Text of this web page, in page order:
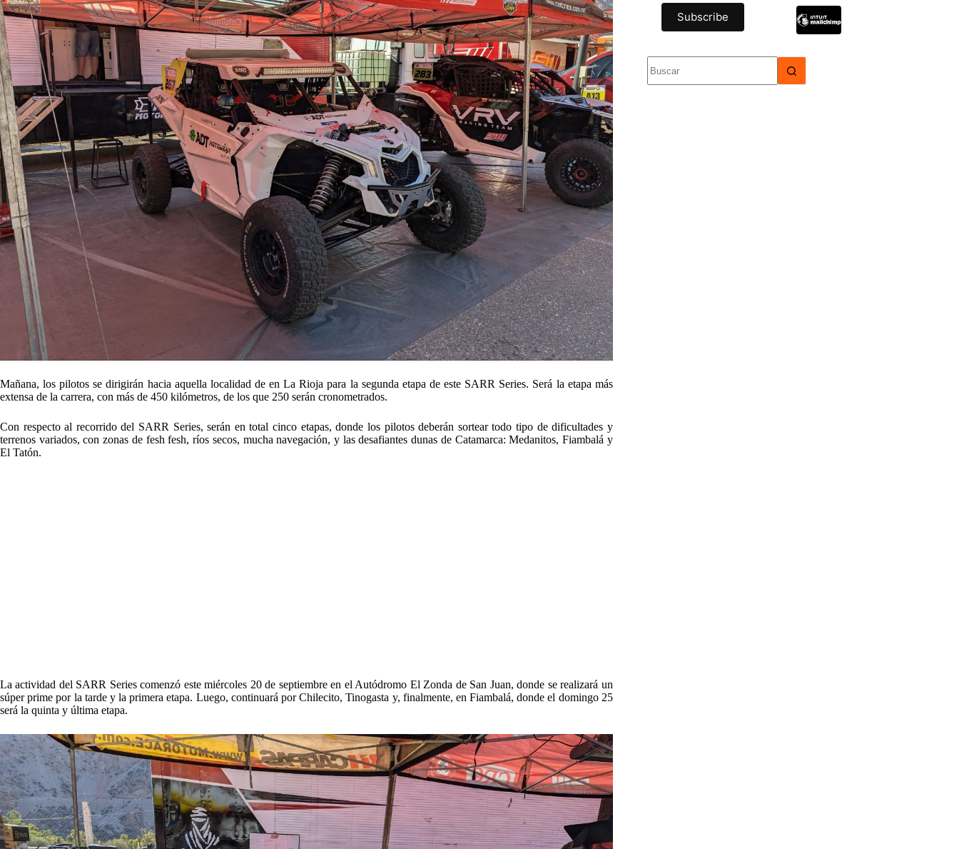
Mañana, los pilotos se dirigirán hacia aquella localidad de en La Rioja para la segunda etapa de este SARR Series. Será la etapa más
extensa de la carrera, con más de 450 kilómetros, de los que 250 serán cronometrados.
Con respecto al recorrido del SARR Series, serán en total cinco etapas, donde los pilotos deberán sortear todo tipo de dificultades y
terrenos variados, con zonas de fesh fesh, ríos secos, mucha navegación, y las desafiantes dunas de Catamarca: Medanitos, Fiambalá y
El Tatón.
La actividad del SARR Series comenzó este miércoles 20 de septiembre en el Autódromo El Zonda de San Juan, donde se realizará un
súper prime por la tarde y la primera etapa. Luego, continuará por Chilecito, Tinogasta y, finalmente, en Fiambalá, donde el domingo 25
será la quinta y última etapa.